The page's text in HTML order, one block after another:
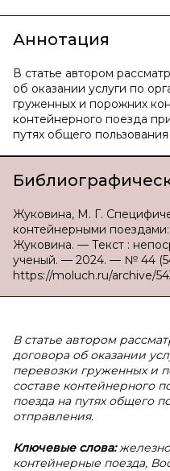
Аннотация
В статье автором
об оказании услуги по
груженных и порожних
контейнерного поезда
путях общего
Жуковина, М. Г.
контейнерными
Жуковина. — Текст :
ученый. — 2024. — № 44
https://moluch.ru/archive/
В статье автором
договора об оказании
перевозки груженных и
составе контейнерного
поезда на путях общего
отправления.
Ключевые слова:
контейнерные поезда,